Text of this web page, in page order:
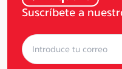
Suscríbete a